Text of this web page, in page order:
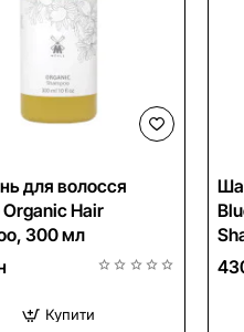
для волосся
Hair
300 мл
Купити